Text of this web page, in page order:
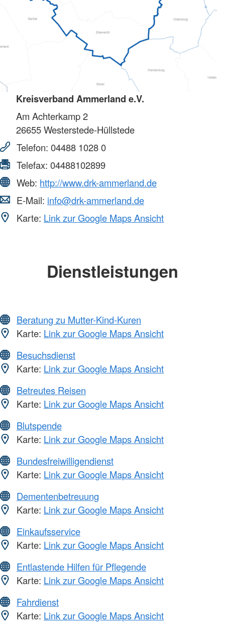
Kreisverband Ammerland e.V.
Am Achterkamp 2
26655Westerstede-Hüllstede
Telefon: 04488 1028 0
Telefax: 04488102899
Web: http://www.drk-ammerland.de
E-Mail: info@drk-ammerland.de
Karte: Link zur Google Maps Ansicht
Dienstleistungen
Beratung zu Mutter-Kind-Kuren
Karte: Link zur Google Maps Ansicht
Besuchsdienst
Karte: Link zur Google Maps Ansicht
Betreutes Reisen
Karte: Link zur Google Maps Ansicht
Blutspende
Karte: Link zur Google Maps Ansicht
Bundesfreiwilligendienst
Karte: Link zur Google Maps Ansicht
Dementenbetreuung
Karte: Link zur Google Maps Ansicht
Einkaufsservice
Karte: Link zur Google Maps Ansicht
Entlastende Hilfen für Pflegende
Karte: Link zur Google Maps Ansicht
Fahrdienst
Karte: Link zur Google Maps Ansicht